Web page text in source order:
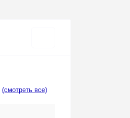
(смотреть все)